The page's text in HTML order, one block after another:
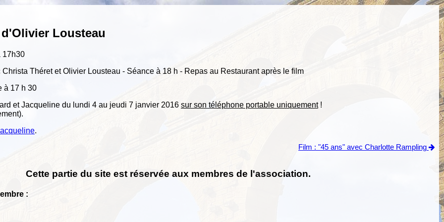
Lousteau
17h30
Théret et Olivier Lousteau - Séance à 18 h - Repas au Restaurant après le film
à 17 h 30
et Jacqueline du lundi 4 au jeudi 7 janvier 2016 sur son téléphone portable uniquement!
.
Film : "45 ans" avec Charlotte Rampling
Cette partie du site est réservée aux membres de l'association.
: